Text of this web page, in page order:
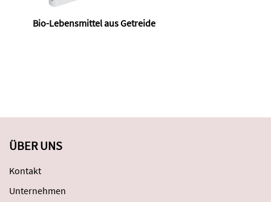
Bio-Lebensmittel aus Getreide
ÜBER UNS
Kontakt
Unternehmen